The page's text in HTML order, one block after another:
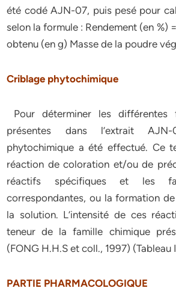
été codé AJN-07, puis pesé pour
selon la formule : Rendement (en %)
obtenu (en g) Masse de la poudre
Criblage phytochimique
Pour déterminer les différentes
présentes dans l’extrait
phytochimique a été effectué. Ce
réaction de coloration et/ou de
réactifs spécifiques et les
correspondantes, ou la formation
la solution. L’intensité de ces
teneur de la famille chimique
(FONG H.H.S et coll., 1997) (Tableau
PARTIE PHARMACOLOGIQUE